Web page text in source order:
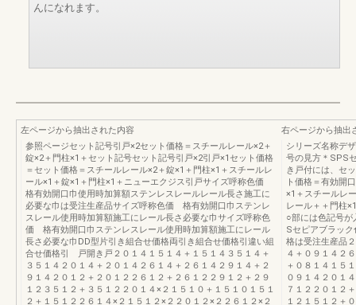
んになれます。
左ページから抽出された内容
参照ページセット記号引戸×2セット価格＝スチールレール×2＋
錠×2＋門柱×1＋セット記号セット記号引戸×2引戸×1セット価格
＝セット価格＝スチールレール×2＋錠×1＋門柱×1＋スチールレ
ール×1＋錠×1＋門柱×1＋ニューエクジス引戸サイズ呼称色価
格有効開口巾使用時加算額ステンレスレールレール長さ施工に
必要な巾は受注生産品サイズ呼称色価 格有効開口巾ステンレ
スレール使用時加算額施工にレール長さ必要な巾サイズ呼称色
価 格有効開口巾ステンレスレール使用時加算額施工にレール
長さ必要な巾DD型片引き組合せ価格両引き組合せ価格引違い組
合せ価格引 戸開き戸２０１４１５１４＋１５１４３５１４＋
３５１４２０１４＋２０１４２６１４＋２６１４２９１４＋２
９１４２０１２＋２０１２２６１２＋２６１２２９１２＋２９
１２３５１２＋３５１２２０１４×２１５１０＋１５１０１５１
２＋１５１２２６１４×２１５１２×２２０１２×２２６１２×２
右ページから抽出
シリーズ名称デ
号の見方＊SPS
き戸付には、セ
ト価格＝有効開
×1＋スチールレ
レール＋＋門柱
○部には色記号が
Sセピアブラッ
格は受注生産品
４＋０９１４２
＋０８１４１５
０９１４２０１
７１２２０１２
１２１５１２＋